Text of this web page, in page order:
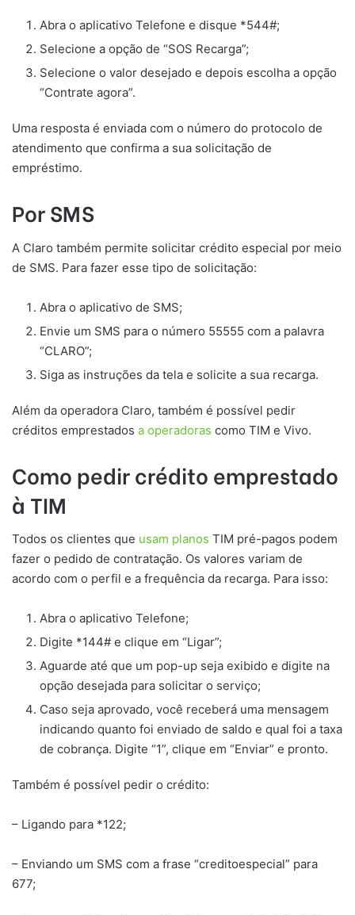
Abra o aplicativo Telefone e disque *544#;
Selecione a opção de “SOS Recarga”;
Selecione o valor desejado e depois escolha a opção
“Contrate agora”.
Uma resposta é enviada com o número do protocolo de
atendimento que confirma a sua solicitação de
empréstimo.
Por SMS
A Claro também permite solicitar crédito especial por meio
de SMS. Para fazer esse tipo de solicitação:
Abra o aplicativo de SMS;
Envie um SMS para o número 55555 com a palavra
“CLARO”;
Siga as instruções da tela e solicite a sua recarga.
Além da operadora Claro, também é possível pedir
créditos emprestados a operadoras como TIM e Vivo.
Como pedir crédito emprestado
à TIM
Todos os clientes que usam planos TIM pré-pagos podem
fazer o pedido de contratação. Os valores variam de
acordo com o perfil e a frequência da recarga. Para isso:
Abra o aplicativo Telefone;
Digite *144# e clique em “Ligar”;
Aguarde até que um pop-up seja exibido e digite na
opção desejada para solicitar o serviço;
Caso seja aprovado, você receberá uma mensagem
indicando quanto foi enviado de saldo e qual foi a taxa
de cobrança. Digite “1”, clique em “Enviar” e pronto.
Também é possível pedir o crédito:
– Ligando para *122;
– Enviando um SMS com a frase “creditoespecial” para
677;